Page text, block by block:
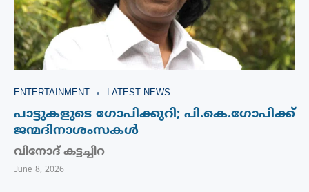
ENTERTAINMENT LATEST NEWS
പാട്ടുകളുടെ ഗോപിക്കുറി; പി.കെ.ഗോപിക്ക്
ജന്മദിനാശംസകൾ
വിനോദ് കട്ടച്ചിറ
June 8, 2026